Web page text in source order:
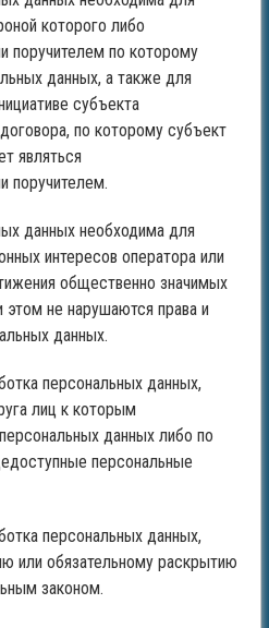
которого либо
поручителем по которому
данных, а также для
субъекта
по которому субъект
являться
поручителем.
данных необходима для
интересов оператора или
общественно значимых
этом не нарушаются права и
данных.
персональных данных,
лиц к которым
данных либо по
персональные
персональных данных,
или обязательному раскрытию
законом.